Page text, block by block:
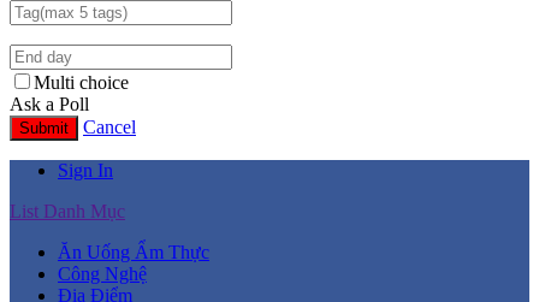
Multi choice
Ask a Poll
Submit Cancel
Sign In
List Danh Mục
Ăn Uống Ẩm Thực
Công Nghệ
Địa Điểm